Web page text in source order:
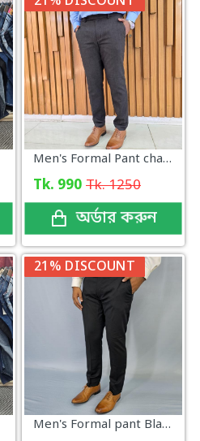
Men's Formal Pant charcoal New Arrival
Tk. 990 Tk. 1250
অর্ডার করুন
21% DISCOUNT
Men's Formal pant Black